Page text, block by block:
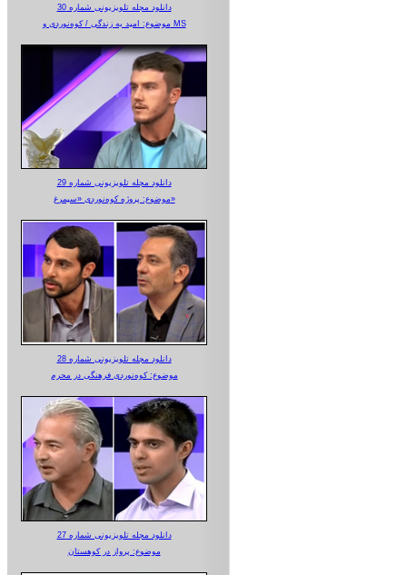
دانلود مجله تلویزیونی شماره 30
موضوع: امید به زندگی / کوه‌نوردی و MS
دانلود مجله تلویزیونی شماره 29
موضوع: پروژه کوه‌نوردی «سیمرغ»
دانلود مجله تلویزیونی شماره 28
موضوع: کوه‌نوردی فرهنگی در محرم
دانلود مجله تلویزیونی شماره 27
موضوع: پرواز در کوهستان